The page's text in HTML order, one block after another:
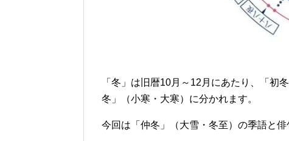
「冬」は旧暦10月～12月にあたり、「初
冬」（小寒・大寒）に分かれます。
今回は「仲冬」（大雪・冬至）の季語と俳